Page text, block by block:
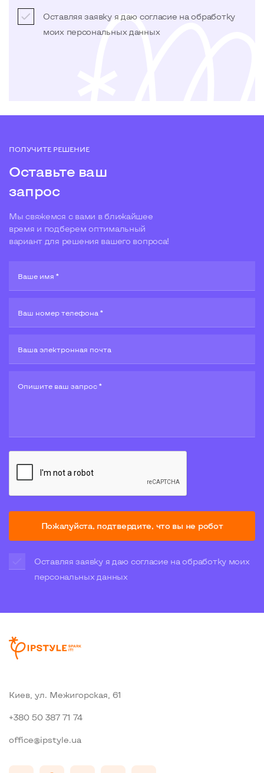
Оставляя заявку я даю согласие на обработку
моих персональных данных
ПОЛУЧИТЕ РЕШЕНИЕ
Оставьте ваш
запрос
Мы свяжемся с вами в ближайшее
время и подберем оптимальный
вариант для решения вашего вопроса!
Ваше имя *
Ваш номер телефона *
Ваша электронная почта
Опишите ваш запрос *
Пожалуйста, подтвердите, что вы не робот
Оставляя заявку я даю согласие на обработку моих
персональных данных
Киев, ул. Межигорская, 61
+380 50 387 71 74
office@ipstyle.ua